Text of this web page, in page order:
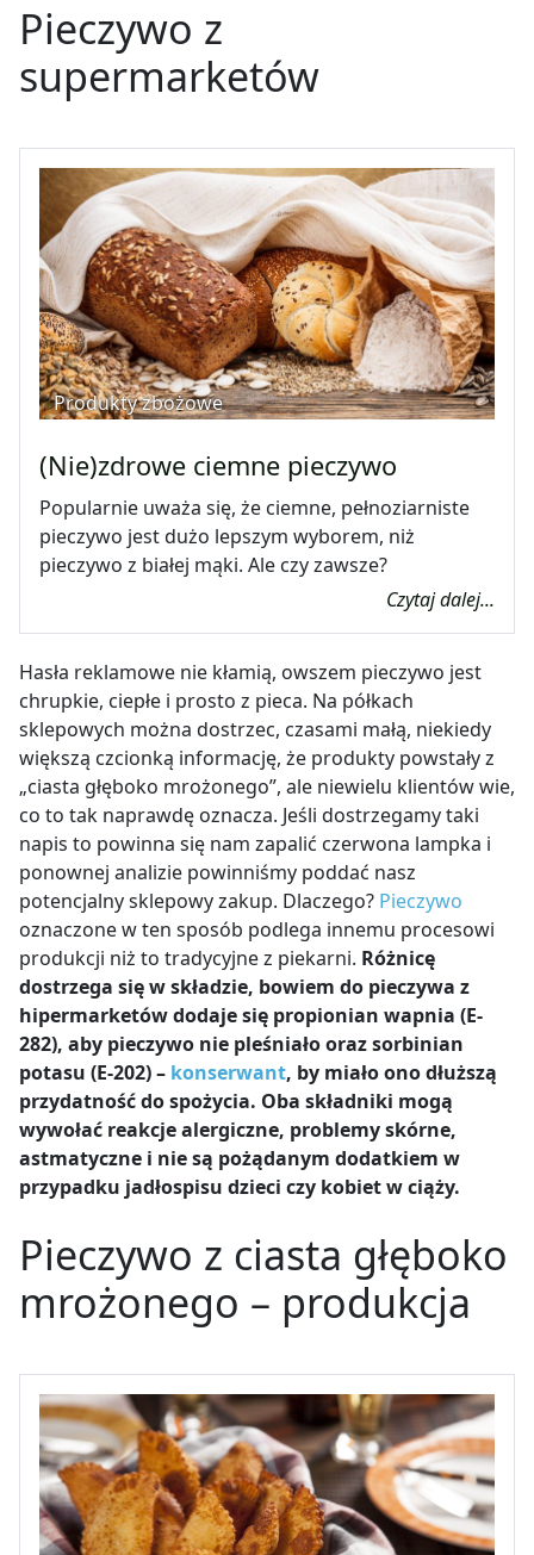
Pieczywo z
supermarketów
Produkty zbożowe
(Nie)zdrowe ciemne pieczywo
Popularnie uważa się, że ciemne, pełnoziarniste
pieczywo jest dużo lepszym wyborem, niż
pieczywo z białej mąki. Ale czy zawsze?
Czytaj dalej...
Hasła reklamowe nie kłamią, owszem pieczywo jest
chrupkie, ciepłe i prosto z pieca. Na półkach
sklepowych można dostrzec, czasami małą, niekiedy
większą czcionką informację, że produkty powstały z
„ciasta głęboko mrożonego”, ale niewielu klientów wie,
co to tak naprawdę oznacza. Jeśli dostrzegamy taki
napis to powinna się nam zapalić czerwona lampka i
ponownej analizie powinniśmy poddać nasz
potencjalny sklepowy zakup. Dlaczego? Pieczywo
oznaczone w ten sposób podlega innemu procesowi
produkcji niż to tradycyjne z piekarni. Różnicę
dostrzega się w składzie, bowiem do pieczywa z
hipermarketów dodaje się propionian wapnia (E-
282), aby pieczywo nie pleśniało oraz sorbinian
potasu (E-202) – konserwant, by miało ono dłuższą
przydatność do spożycia. Oba składniki mogą
wywołać reakcje alergiczne, problemy skórne,
astmatyczne i nie są pożądanym dodatkiem w
przypadku jadłospisu dzieci czy kobiet w ciąży.
Pieczywo z ciasta głęboko
mrożonego – produkcja